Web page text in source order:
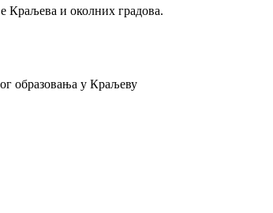
Краљева и околних градова.
образовања у Краљеву